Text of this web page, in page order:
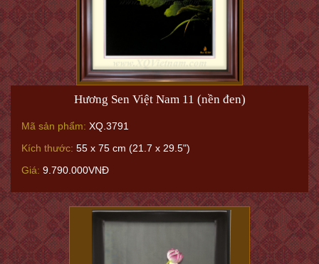
Hương Sen Việt Nam 11 (nền đen)
Mã sản phẩm: XQ.3791
Kích thước: 55 x 75 cm (21.7 x 29.5")
Giá: 9.790.000VNĐ